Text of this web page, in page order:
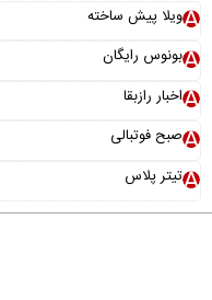
ویلا پیش ساخته
بونوس رایگان
اخبار رازبقا
صبح فوتبالی
تیتر پلاس